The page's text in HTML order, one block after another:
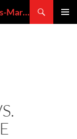
VOLCANMANIA : le blog de Jacques-Marie BARDINTZEFF, volcanologue